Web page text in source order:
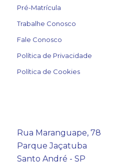
Pré-Matrícula
Trabalhe Conosco
Fale Conosco
Política de Privacidade
Política de Cookies
Rua Maranguape, 78
Parque Jaçatuba
Santo André - SP